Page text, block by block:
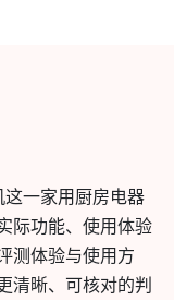
一家用厨房电器
际功能、使用体验
测体验与使用方
清晰、可核对的判